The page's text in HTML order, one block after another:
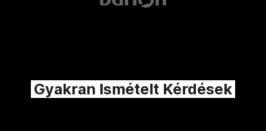
Gyakran Ismételt Kérdések